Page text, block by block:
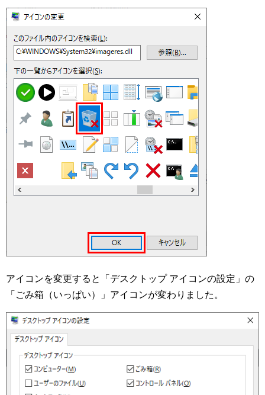
アイコンを変更すると「デスクトップ アイコンの設定」の
「ごみ箱（いっぱい）」アイコンが変わりました。